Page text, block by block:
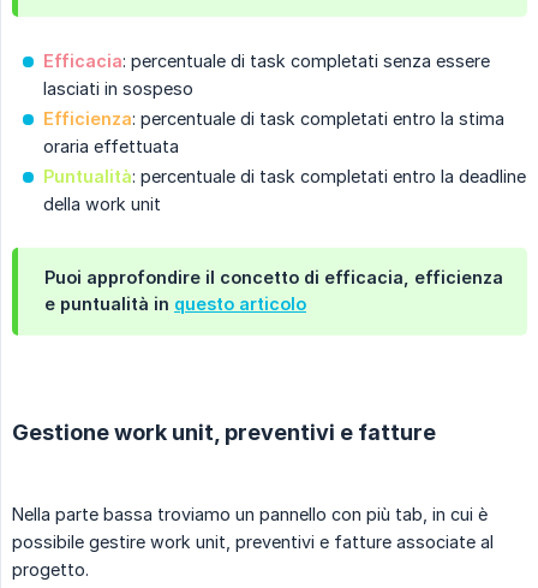
Efficacia: percentuale di task completati senza essere
lasciati in sospeso
Efficienza: percentuale di task completati entro la stima
oraria effettuata
Puntualità: percentuale di task completati entro la deadline
della work unit
Puoi approfondire il concetto di efficacia, efficienza
e puntualità in questo articolo
Gestione work unit, preventivi e fatture
Nella parte bassa troviamo un pannello con più tab, in cui è
possibile gestire work unit, preventivi e fatture associate al
progetto.